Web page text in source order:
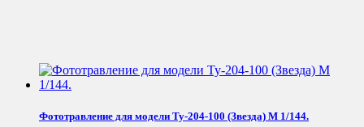
Фототравление для модели Ту-204-100 (Звезда) М 1/144.